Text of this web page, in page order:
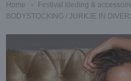
Home › Festival kleding &
BODYSTOCKING / JURKJE IN